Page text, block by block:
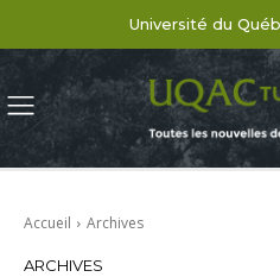
Université du
Accueil Archives
ARCHIVES